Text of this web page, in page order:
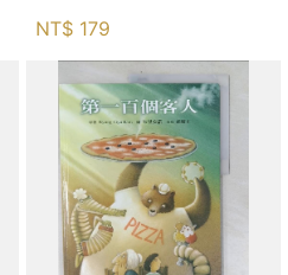
NT$ 179